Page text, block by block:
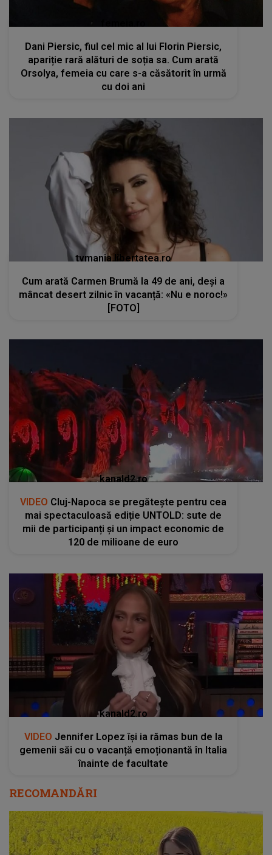
Dani Piersic, fiul cel mic al lui Florin Piersic,
apariție rară alături de soția sa. Cum arată
Orsolya, femeia cu care s-a căsătorit în urmă
cu doi ani
tvmania.libertatea.ro
Cum arată Carmen Brumă la 49 de ani, deși a
mâncat desert zilnic în vacanță: «Nu e noroc!»
[FOTO]
kanald2.ro
VIDEO Cluj-Napoca se pregătește pentru cea
mai spectaculoasă ediție UNTOLD: sute de
mii de participanți și un impact economic de
120 de milioane de euro
kanald2.ro
VIDEO Jennifer Lopez își ia rămas bun de la
gemenii săi cu o vacanță emoționantă în Italia
înainte de facultate
RECOMANDĂRI